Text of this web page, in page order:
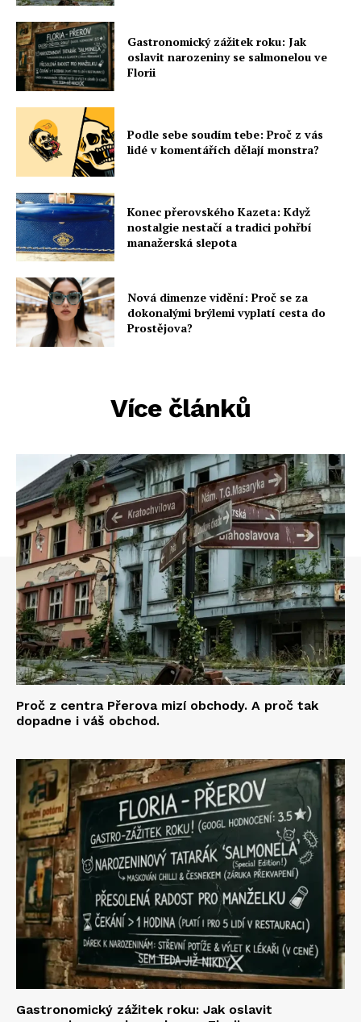
Gastronomický zážitek roku: Jak
oslavit narozeniny se salmonelou ve
Florii
Podle sebe soudím tebe: Proč z vás
lidé v komentářích dělají monstra?
Konec přerovského Kazeta: Když
nostalgie nestačí a tradici pohřbí
manažerská slepota
Nová dimenze vidění: Proč se za
dokonalými brýlemi vyplatí cesta do
Prostějova?
Více článků
Proč z centra Přerova mizí obchody. A proč tak
dopadne i váš obchod.
Gastronomický zážitek roku: Jak oslavit